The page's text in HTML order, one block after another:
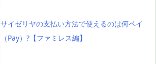
サイゼリヤの支払い方法で使えるのは何ペイ
（Pay）?【ファミレス編】